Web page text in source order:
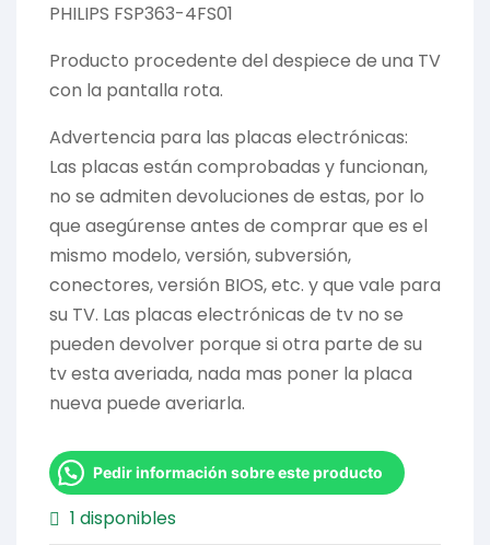
PHILIPS FSP363-4FS01
Producto procedente del despiece de una TV
con la pantalla rota.
Advertencia para las placas electrónicas:
Las placas están comprobadas y funcionan,
no se admiten devoluciones de estas, por lo
que asegúrense antes de comprar que es el
mismo modelo, versión, subversión,
conectores, versión BIOS, etc. y que vale para
su TV. Las placas electrónicas de tv no se
pueden devolver porque si otra parte de su
tv esta averiada, nada mas poner la placa
nueva puede averiarla.
Pedir información sobre este producto
1 disponibles